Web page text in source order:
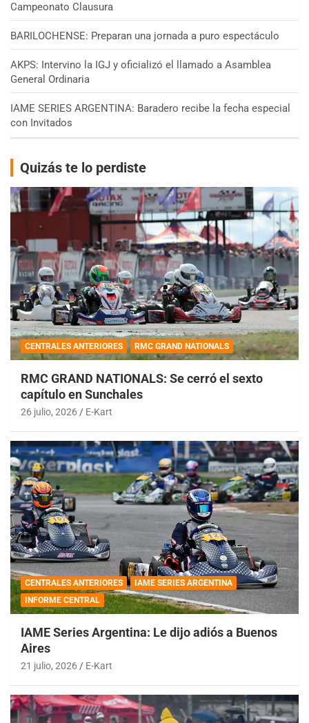
Campeonato Clausura
BARILOCHENSE: Preparan una jornada a puro espectáculo
AKPS: Intervino la IGJ y oficializó el llamado a Asamblea
General Ordinaria
IAME SERIES ARGENTINA: Baradero recibe la fecha especial
con Invitados
Quizás te lo perdiste
CENTRALES ANTERIORES RMC GRAND NATIONALS
RMC GRAND NATIONALS: Se cerró el sexto
capítulo en Sunchales
26 julio, 2026 E-Kart
CENTRALES ANTERIORES
IAME SERIES ARGENTINA
INFORME CENTRAL
IAME Series Argentina: Le dijo adiós a Buenos
Aires
21 julio, 2026 E-Kart